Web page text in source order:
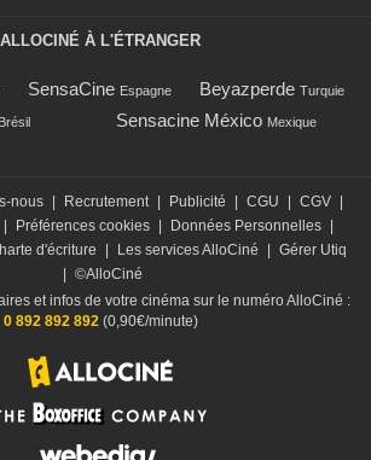
ALLOCINÉ À L'ÉTRANGER
SensaCine Espagne Beyazperde Turquie
Brésil Sensacine México Mexique
nous | Recrutement | Publicité | CGU | CGV |
| Préférences cookies | Données Personnelles |
d'écriture | Les services AlloCiné | Gérer Utiq
| ©AlloCiné
et infos de votre cinéma sur le numéro AlloCiné :
0 892 892 892 (0,90€/minute)